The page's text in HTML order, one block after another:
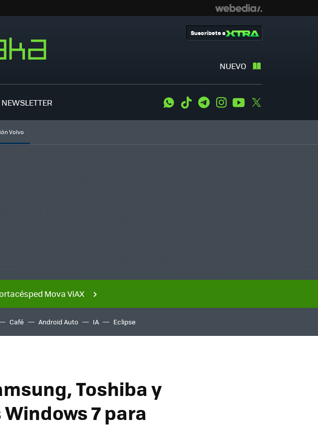
NUEVO
Suscríbete a
NEWSLETTER WhatsApp
Tiktok TelegramInstagramYoutube
Volvo
Mova ViAX
Café Android Auto IA Eclipse
Toshiba y
7 para